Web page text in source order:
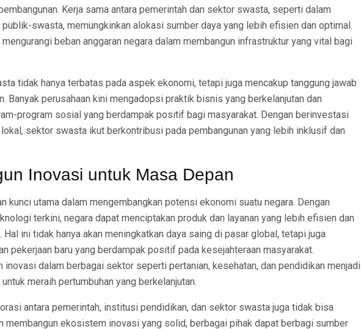
Kerja sama antara pemerintah dan sektor swasta, seperti dalam
swasta, memungkinkan alokasi sumber daya yang lebih efisien dan optimal.
beban anggaran negara dalam membangun infrastruktur yang vital bagi
tidak hanya terbatas pada aspek ekonomi, tetapi juga mencakup tanggung jawab
Banyak perusahaan kini mengadopsi praktik bisnis yang berkelanjutan dan
program sosial yang berdampak positif bagi masyarakat. Dengan berinvestasi
sektor swasta ikut berkontribusi pada pembangunan yang lebih inklusif dan
Inovasi untuk Masa Depan
kunci utama dalam mengembangkan potensi ekonomi suatu negara. Dengan
terkini, negara dapat menciptakan produk dan layanan yang lebih efisien dan
ini tidak hanya akan meningkatkan daya saing di pasar global, tetapi juga
pekerjaan baru yang berdampak positif pada kesejahteraan masyarakat.
inovasi dalam berbagai sektor seperti pertanian, kesehatan, dan pendidikan menjadi
meraih pertumbuhan yang berkelanjutan.
antara pemerintah, institusi pendidikan, dan sektor swasta juga tidak bisa
membangun ekosistem inovasi yang solid, berbagai pihak dapat berbagi sumber